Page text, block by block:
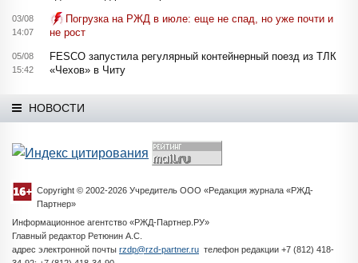
03/08
14:07
Погрузка на РЖД в июле: еще не спад, но уже почти и
не рост
05/08
15:42
FESCO запустила регулярный контейнерный поезд из ТЛК
«Чехов» в Читу
НОВОСТИ
Copyright © 2002-2026 Учредитель ООО «Редакция журнала «РЖД-
Партнер»
Информационное агентство «РЖД-Партнер.РУ»
Главный редактор Ретюнин А.С.
адрес электронной почты rzdp@rzd-partner.ru телефон редакции +7 (812) 418-